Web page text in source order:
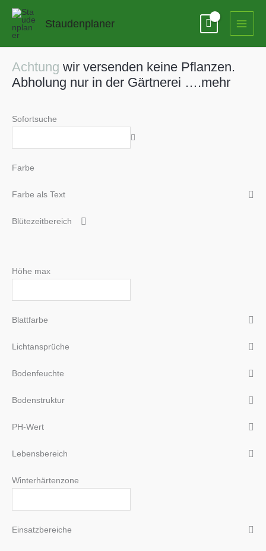
Zum
springen
Staudenplaner
Achtung wir versenden keine Pflanzen.
Abholung nur in der Gärtnerei ….mehr
Sofortsuche
Farbe
Farbe als Text
Blütezeitbereich
Höhe max
Blattfarbe
Lichtansprüche
Bodenfeuchte
Bodenstruktur
PH-Wert
Lebensbereich
Winterhärtenzone
Einsatzbereiche